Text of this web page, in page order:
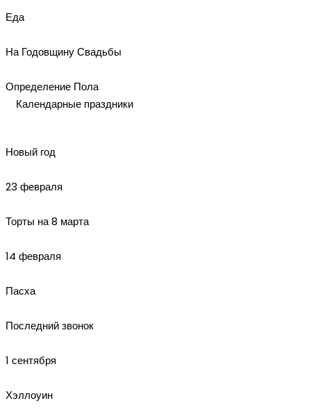
Еда
На Годовщину Свадьбы
Определение Пола
Календарные праздники
Новый год
23 февраля
Торты на 8 марта
14 февраля
Пасха
Последний звонок
1 сентября
Хэллоуин